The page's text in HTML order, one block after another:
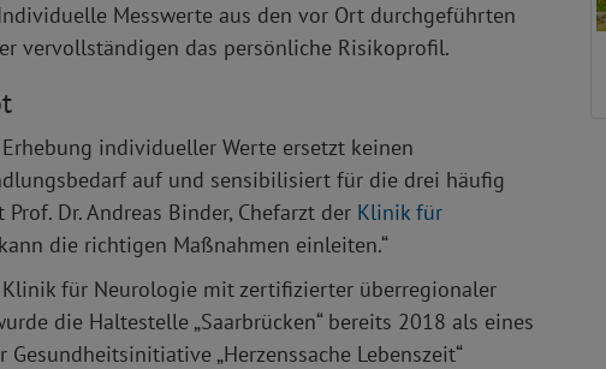
Messwerte aus den vor Ort durchgeführten
vervollständigen das persönliche Risikoprofil.
individueller Werte ersetzt keinen
auf und sensibilisiert für die drei häufig
Dr. Andreas Binder, Chefarzt der Klinik für
die richtigen Maßnahmen einleiten.“
für Neurologie mit zertifizierter überregionaler
die Haltestelle „Saarbrücken“ bereits 2018 als eines
„Herzenssache Lebenszeit“